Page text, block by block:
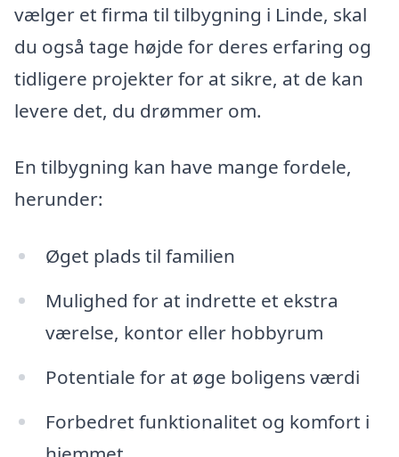
vælger et firma til tilbygning i Linde, skal
du også tage højde for deres erfaring og
tidligere projekter for at sikre, at de kan
levere det, du drømmer om.
En tilbygning kan have mange fordele,
herunder:
Øget plads til familien
Mulighed for at indrette et ekstra
værelse, kontor eller hobbyrum
Potentiale for at øge boligens værdi
Forbedret funktionalitet og komfort i